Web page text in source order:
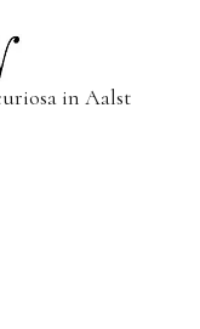
in Aalst